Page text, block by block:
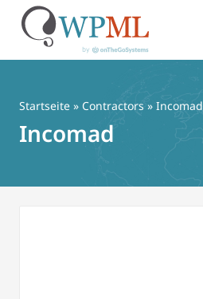
springen
Startseite » Contractors» Incomad
Incomad